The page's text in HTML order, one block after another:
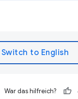
War das hilfreich?